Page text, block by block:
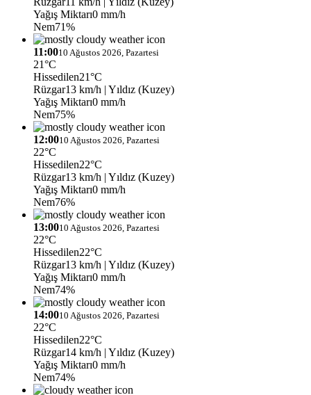
Yağış Miktarı0 mm/h
Nem71%
11:0010 Ağustos 2026, Pazartesi
21°C
Hissedilen21°C
Rüzgar13 km/h | Yıldız (Kuzey)
Yağış Miktarı0 mm/h
Nem75%
12:0010 Ağustos 2026, Pazartesi
22°C
Hissedilen22°C
Rüzgar13 km/h | Yıldız (Kuzey)
Yağış Miktarı0 mm/h
Nem76%
13:0010 Ağustos 2026, Pazartesi
22°C
Hissedilen22°C
Rüzgar13 km/h | Yıldız (Kuzey)
Yağış Miktarı0 mm/h
Nem74%
14:0010 Ağustos 2026, Pazartesi
22°C
Hissedilen22°C
Rüzgar14 km/h | Yıldız (Kuzey)
Yağış Miktarı0 mm/h
Nem74%